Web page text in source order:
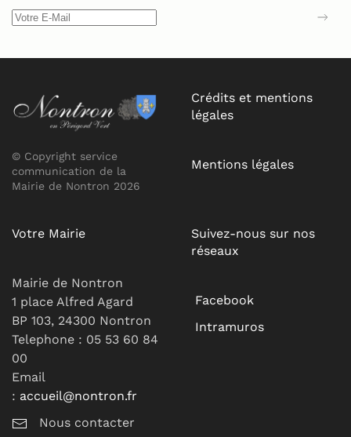
© Copyright service
communication de la
Mairie de Nontron 2026
Crédits et mentions
légales
Mentions légales
Votre Mairie
Mairie de Nontron
1 place Alfred Agard
BP 103, 24300 Nontron
Telephone : 05 53 60 84
00
Email
: accueil@nontron.fr
Nous contacter
Suivez-nous sur nos
réseaux
Facebook
Intramuros